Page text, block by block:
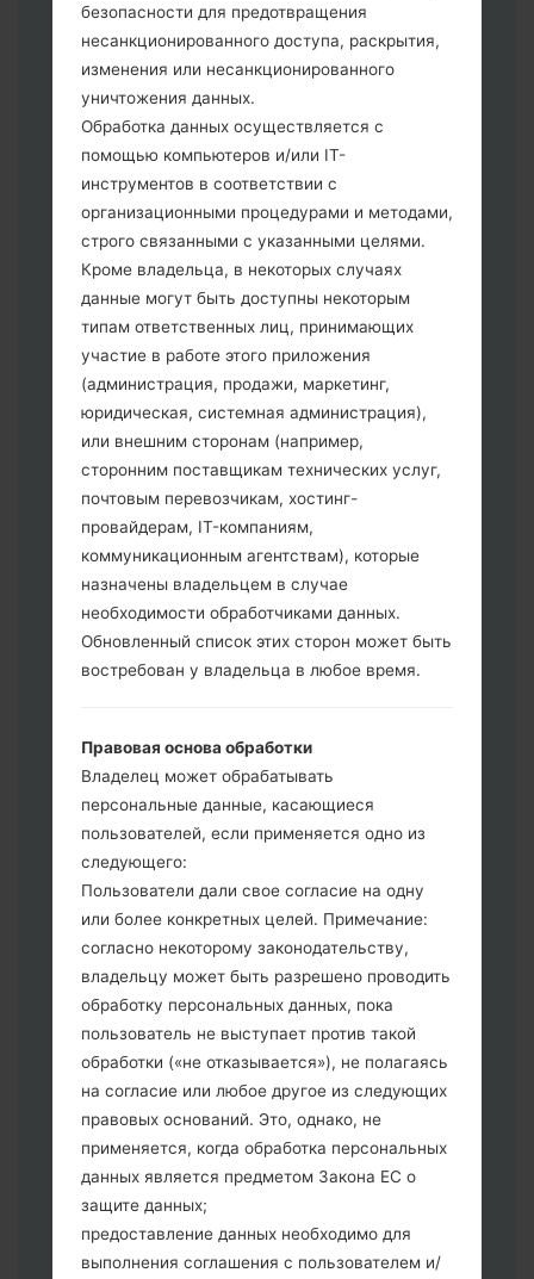
Скачайте на свой ПК:Odin 3.
Далее загрузите и распакуйте файл
прошивки.
Вам необходимо 1 (Выбрать 1 файл
прошивки здесь) или 5 (Выбрать 5
файл прошивки здесь) файлов для
прошивки:
AP: "System & Recovery"
CP: "Modem & Radio"
CSC _ ***: "Country & Region & Operator"
HOME_CSC _ ***: "Country & Region &
Operator"
Добавьте все файлы в программу Odin
3.
Если вы хотите прошить телефон и
выберите HOME_CSC _ *** для
сохранения Ваших данных.
Теперь выключите устройство и
войдите в "Download" режим. Все
методы как это сделать:
Нажмите и удерживайте клавиши:
питание, громкости и Bixbi.
Нажмите и удерживайте клавиши:
регулировки громкости. Подключив
телефон к ПК используя USB кабель.
Нажмите и удерживайте клавиши:
питание, громкости и домой.
Подключите USB кабель и нажмите
клавиши: уменьшение звука и Bixbi.
Нажмите и удерживайте клавиши:
питания и увеличения громкости
Далее подключите к компьютеру,
программа Odin должна определить
безопасности для предотвращения
несанкционированного доступа, раскрытия,
изменения или несанкционированного
уничтожения данных.
Обработка данных осуществляется с
помощью компьютеров и/или IT-
инструментов в соответствии с
организационными процедурами и методами,
строго связанными с указанными целями.
Кроме владельца, в некоторых случаях
данные могут быть доступны некоторым
типам ответственных лиц, принимающих
участие в работе этого приложения
(администрация, продажи, маркетинг,
юридическая, системная администрация),
или внешним сторонам (например,
сторонним поставщикам технических услуг,
почтовым перевозчикам, хостинг-
провайдерам, IT-компаниям,
коммуникационным агентствам), которые
назначены владельцем в случае
необходимости обработчиками данных.
Обновленный список этих сторон может быть
востребован у владельца в любое время.
Правовая основа обработки
Владелец может обрабатывать
персональные данные, касающиеся
пользователей, если применяется одно из
следующего:
Пользователи дали свое согласие на одну
или более конкретных целей. Примечание:
согласно некоторому законодательству,
владельцу может быть разрешено проводить
обработку персональных данных, пока
пользователь не выступает против такой
обработки («не отказывается»), не полагаясь
на согласие или любое другое из следующих
правовых оснований. Это, однако, не
применяется, когда обработка персональных
данных является предметом Закона ЕС о
защите данных;
предоставление данных необходимо для
выполнения соглашения с пользователем и/